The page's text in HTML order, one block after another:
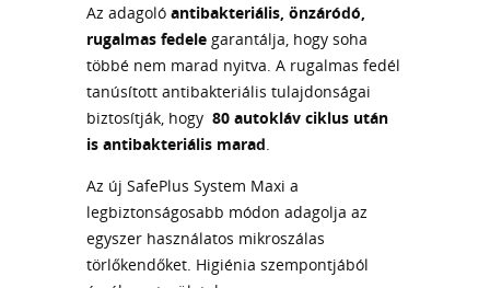
Az adagoló antibakteriális, önzáródó,
rugalmas fedele garantálja, hogy soha
többé nem marad nyitva. A rugalmas fedél
tanúsított antibakteriális tulajdonságai
biztosítják, hogy 80 autokláv ciklus után
is antibakteriális marad.
Az új SafePlus System Maxi a
legbiztonságosabb módon adagolja az
egyszer használatos mikroszálas
törlőkendőket. Higiénia szempontjából